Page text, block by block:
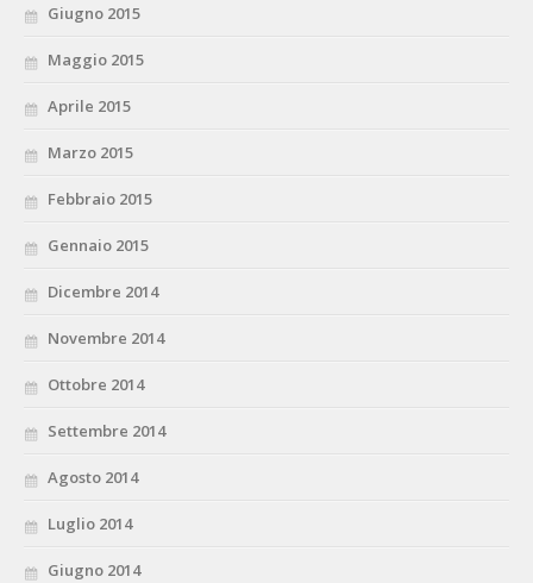
Giugno 2015
Maggio 2015
Aprile 2015
Marzo 2015
Febbraio 2015
Gennaio 2015
Dicembre 2014
Novembre 2014
Ottobre 2014
Settembre 2014
Agosto 2014
Luglio 2014
Giugno 2014